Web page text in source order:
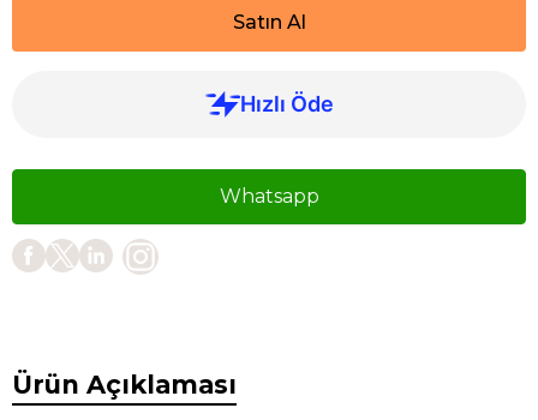
Satın Al
Whatsapp
Ürün Açıklaması